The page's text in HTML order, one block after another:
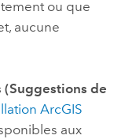
ou que
aucune
(Suggestions de
ArcGIS
aux